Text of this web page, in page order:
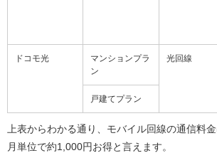
ドコモ光
マンションプラ
ン
光回線
戸建てプラン
上表からわかる通り、モバイル回線の通信料
月単位で約1,000円お得と言えます。